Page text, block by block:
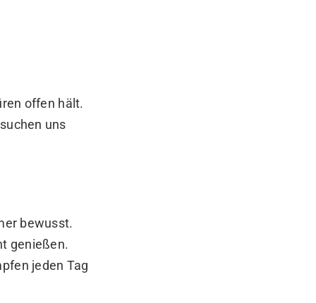
offen hält.
uns
bewusst.
genießen.
jeden Tag